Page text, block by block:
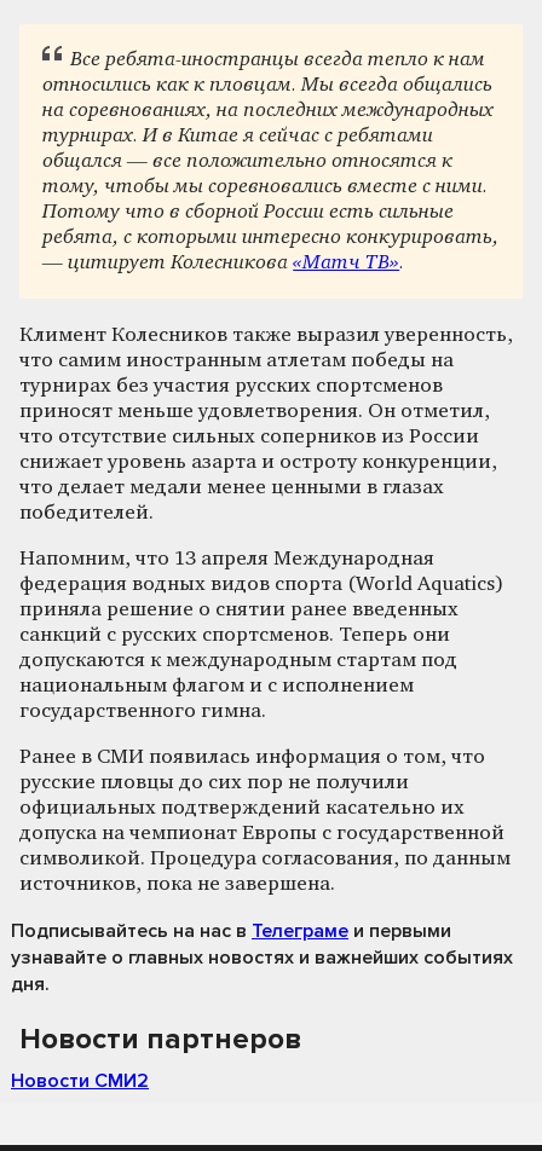
Все ребята-иностранцы всегда тепло к нам
относились как к пловцам. Мы всегда общались
на соревнованиях, на последних международных
турнирах. И в Китае я сейчас с ребятами
общался — все положительно относятся к
тому, чтобы мы соревновались вместе с ними.
Потому что в сборной России есть сильные
ребята, с которыми интересно конкурировать,
— цитирует Колесникова«Матч ТВ».
Климент Колесников также выразил уверенность,
что самим иностранным атлетам победы на
турнирах без участия русских спортсменов
приносят меньше удовлетворения. Он отметил,
что отсутствие сильных соперников из России
снижает уровень азарта и остроту конкуренции,
что делает медали менее ценными в глазах
победителей.
Напомним, что 13 апреля Международная
федерация водных видов спорта (World Aquatics)
приняла решение о снятии ранее введенных
санкций с русских спортсменов. Теперь они
допускаются к международным стартам под
национальным флагом и с исполнением
государственного гимна.
Ранее в СМИ появилась информация о том, что
русские пловцы до сих пор не получили
официальных подтверждений касательно их
допуска на чемпионат Европы с государственной
символикой. Процедура согласования, по данным
источников, пока не завершена.
Подписывайтесь на нас в Телеграме и первыми
узнавайте о главных новостях и важнейших событиях
дня.
Новости партнеров
Новости СМИ2